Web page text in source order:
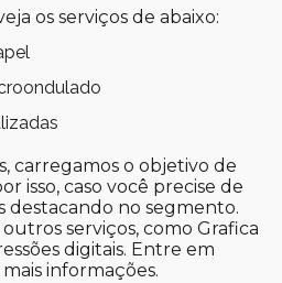
os serviços de abaixo:
carregamos o objetivo de
isso, caso você precise de
destacando no segmento.
serviços, como Grafica
digitais. Entre em
informações.